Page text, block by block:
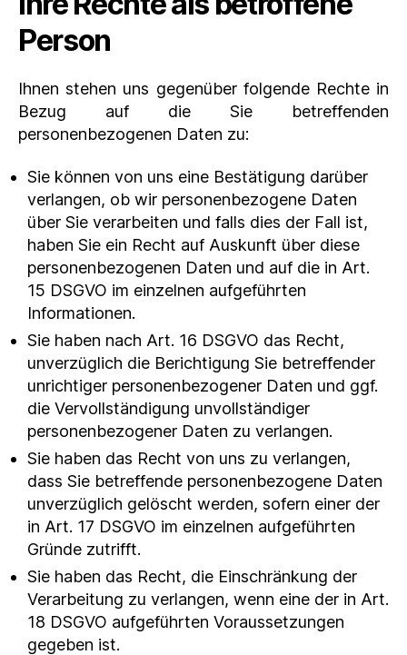
Person
Ihnen stehen uns gegenüber folgende Rechte in
Bezug auf die Sie betreffenden
personenbezogenen Daten zu:
Sie können von uns eine Bestätigung darüber
verlangen, ob wir personenbezogene Daten
über Sie verarbeiten und falls dies der Fall ist,
haben Sie ein Recht auf Auskunft über diese
personenbezogenen Daten und auf die in Art.
15 DSGVO im einzelnen aufgeführten
Informationen.
Sie haben nach Art. 16 DSGVO das Recht,
unverzüglich die Berichtigung Sie betreffender
unrichtiger personenbezogener Daten und ggf.
die Vervollständigung unvollständiger
personenbezogener Daten zu verlangen.
Sie haben das Recht von uns zu verlangen,
dass Sie betreffende personenbezogene Daten
unverzüglich gelöscht werden, sofern einer der
in Art. 17 DSGVO im einzelnen aufgeführten
Gründe zutrifft.
Sie haben das Recht, die Einschränkung der
Verarbeitung zu verlangen, wenn eine der in Art.
18 DSGVO aufgeführten Voraussetzungen
gegeben ist.